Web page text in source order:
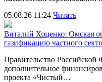
05.08.26 11:24 Читать
Виталий Хоценко: Омская
газификацию частного
Правительство Российской
дополнительное
проекта «Чистый…